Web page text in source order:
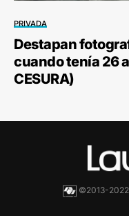
PRIVADA
Destapan
cuando tenía 26
CESURA)
©2013-2022